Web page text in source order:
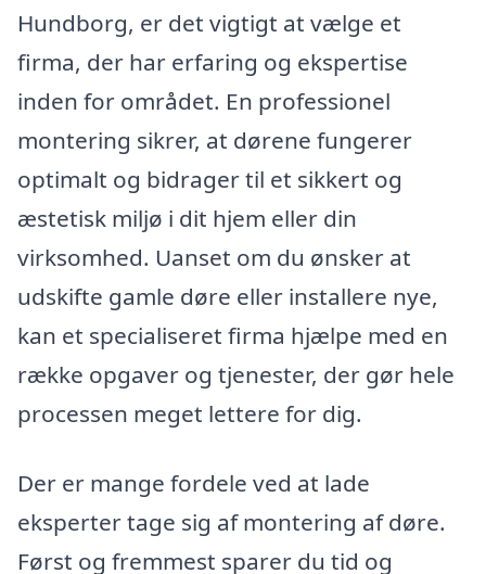
Hundborg, er det vigtigt at vælge et
firma, der har erfaring og ekspertise
inden for området. En professionel
montering sikrer, at dørene fungerer
optimalt og bidrager til et sikkert og
æstetisk miljø i dit hjem eller din
virksomhed. Uanset om du ønsker at
udskifte gamle døre eller installere nye,
kan et specialiseret firma hjælpe med en
række opgaver og tjenester, der gør hele
processen meget lettere for dig.
Der er mange fordele ved at lade
eksperter tage sig af montering af døre.
Først og fremmest sparer du tid og